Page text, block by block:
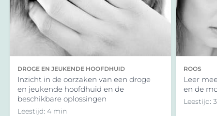
DROGE EN JEUKENDE HOOFDHUID
Inzicht in de oorzaken van een droge
en jeukende hoofdhuid en de
beschikbare oplossingen
Leestijd: 4 min
ROOS
Leer
en de
Leestijd: